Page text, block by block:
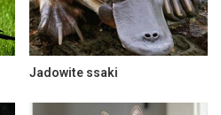
Jadowite ssaki